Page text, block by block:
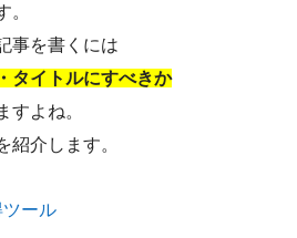
。
事を書くには
タイトルにすべきか
すよね。
紹介します。
ール